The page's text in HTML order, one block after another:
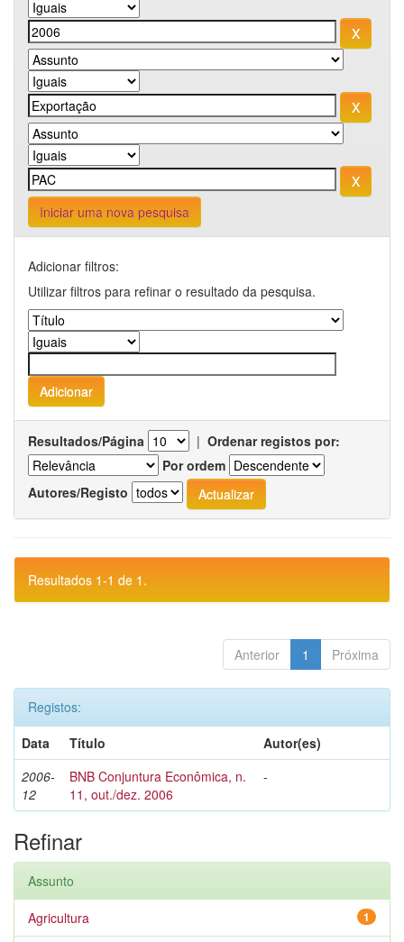
Iniciar uma nova pesquisa
Adicionar filtros:
Utilizar filtros para refinar o resultado da pesquisa.
Resultados/Página | Ordenar registos por:
Por ordem
Autores/Registo
Resultados 1-1 de 1.
Anterior 1 Próxima
Registos:
Data
Título
Autor(es)
2006-
12
BNB Conjuntura Econômica, n.
11, out./dez. 2006
-
Refinar
Assunto
1
Agricultura